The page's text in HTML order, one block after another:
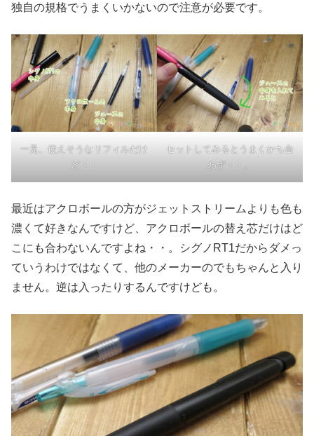
独自の規格でうまくいかないので注意が必要です。
一見、使えそうなリフィルだけ
ど・・
セットしてみるとうまくかち合
わず・・。
最近はアクロボールの方がジェットストリームよりも色も
濃くて好きなんですけど、アクロボールの替え芯だけはど
こにも合わないんですよね・・。シグノRT1だからダメっ
ていうわけではなくて、他のメーカーのでもちゃんと入り
ません。逆は入ったりするんですけども。